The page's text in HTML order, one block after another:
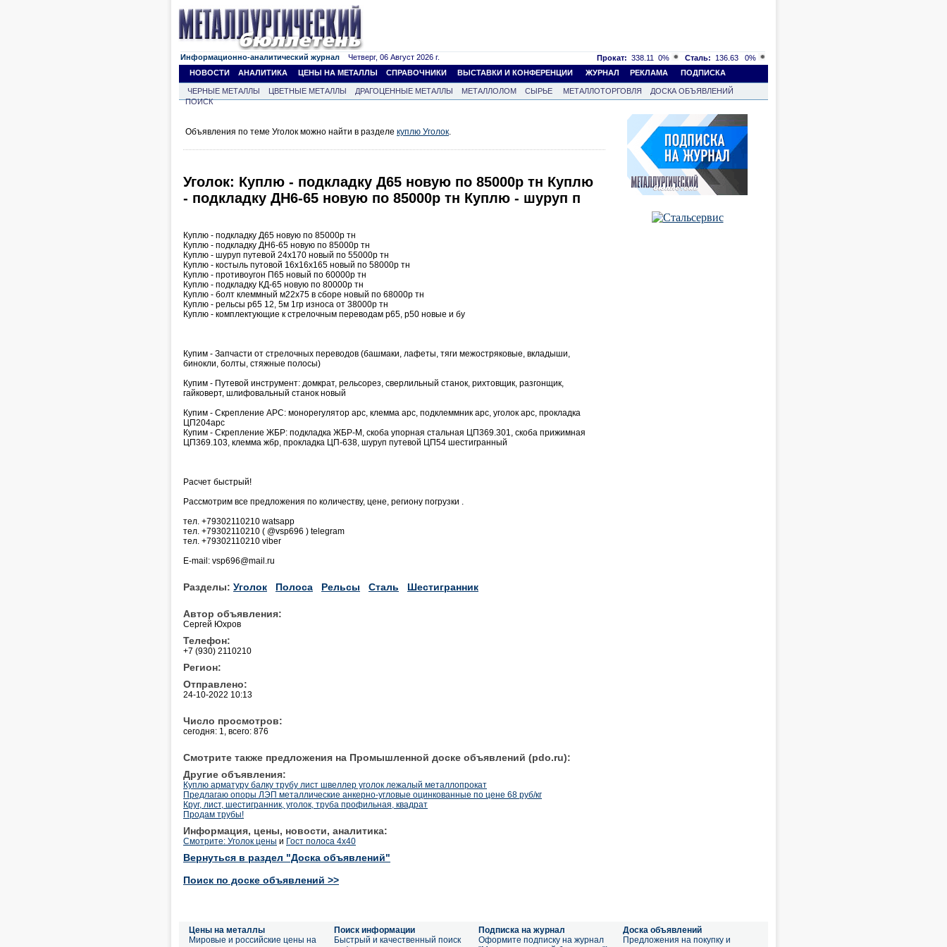
Информационно-аналитический журнал Четверг, 06 Август 2026 г. Прокат: 338.11 0% Сталь: 136.63
0%
НОВОСТИ
АНАЛИТИКА ЦЕНЫ НА МЕТАЛЛЫ СПРАВОЧНИКИ ВЫСТАВКИ И КОНФЕРЕНЦИИ ЖУРНАЛ РЕКЛАМА ПОДПИСКА
ЧЕРНЫЕ МЕТАЛЛЫ ЦВЕТНЫЕ МЕТАЛЛЫ ДРАГОЦЕННЫЕ МЕТАЛЛЫ МЕТАЛЛОЛОМ СЫРЬЕ МЕТАЛЛОТОРГОВЛЯ
ДОСКА ОБЪЯВЛЕНИЙ
ПОИСК
Объявления по теме Уголок можно найти в разделе куплю Уголок.
Уголок: Куплю - подкладку Д65 новую по 85000р тн Куплю
- подкладку ДН6-65 новую по 85000р тн Куплю - шуруп п
Куплю - подкладку Д65 новую по 85000р тн
Куплю - подкладку ДН6-65 новую по 85000р тн
Куплю - шуруп путевой 24х170 новый по 55000р тн
Куплю - костыль путовой 16х16х165 новый по 58000р тн
Куплю - противоугон П65 новый по 60000р тн
Куплю - подкладку КД-65 новую по 80000р тн
Куплю - болт клеммный м22х75 в сборе новый по 68000р тн
Куплю - рельсы р65 12, 5м 1гр износа от 38000р тн
Куплю - комплектующие к стрелочным переводам р65, р50 новые и бу
Купим - Запчасти от стрелочных переводов (башмаки, лафеты, тяги межостряковые, вкладыши,
бинокли, болты, стяжные полосы)
Купим - Путевой инструмент: домкрат, рельсорез, сверлильный станок, рихтовщик, разгонщик,
гайковерт, шлифовальный станок новый
Купим - Скрепление АРС: монорегулятор арс, клемма арс, подклеммник арс, уголок арс, прокладка
ЦП204арс
Купим - Скрепление ЖБР: подкладка ЖБР-М, скоба упорная стальная ЦП369.301, скоба прижимная
ЦП369.103, клемма жбр, прокладка ЦП-638, шуруп путевой ЦП54 шестигранный
Расчет быстрый!
Рассмотрим все предложения по количеству, цене, региону погрузки .
тел. +79302110210 watsapp
тел. +79302110210 ( @vsp696 ) telegram
тел. +79302110210 viber
E-mail: vsp696@mail.ru
Разделы: Уголок Полоса Рельсы Сталь Шестигранник
Автор объявления:
Сергей Юхров
Телефон:
+7 (930) 2110210
Регион:
Отправлено:
24-10-2022 10:13
Число просмотров:
сегодня: 1, всего: 876
Смотрите также предложения на Промышленной доске объявлений (pdo.ru):
Другие объявления:
Куплю арматуру балку трубу лист швеллер уголок лежалый металлопрокат
Предлагаю опоры ЛЭП металлические анкерно-угловые оцинкованные по цене 68 руб/кг
Круг, лист, шестигранник, уголок, труба профильная, квадрат
Продам трубы!
Информация, цены, новости, аналитика:
Смотрите: Уголок цены и Гост полоса 4х40
Вернуться в раздел "Доска объявлений"
Поиск по доске объявлений >>
Цены на металлы
Мировые и российские цены на
Поиск информации
Быстрый и качественный поиск
Подписка на журнал
Оформите подписку на журнал
Доска объявлений
Предложения на покупку и